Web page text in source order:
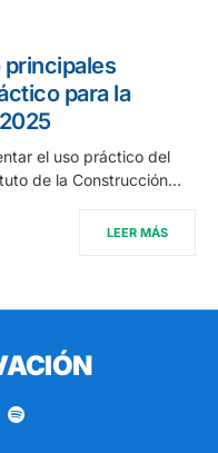
para la
el uso práctico del
de la Construcción…
LEER MÁS